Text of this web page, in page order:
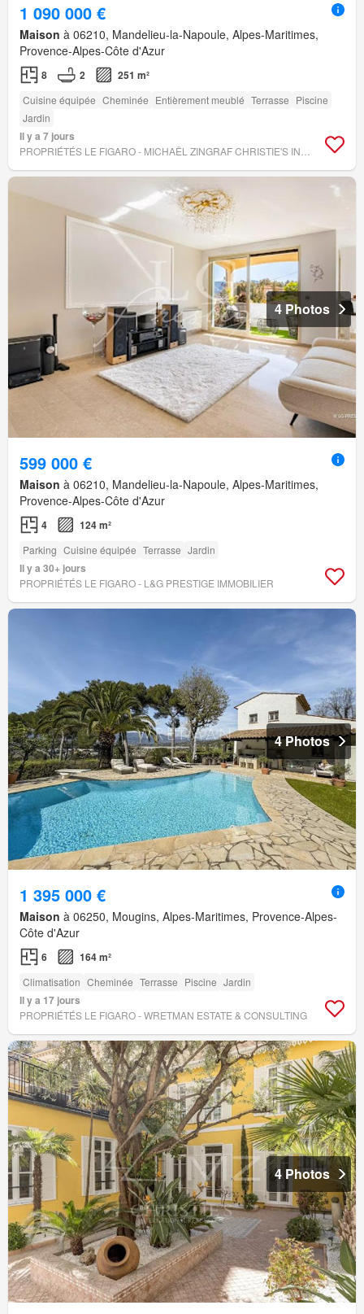
1 090 000 €
Maison à 06210, Mandelieu-la-Napoule, Alpes-Maritimes,
Provence-Alpes-Côte d'Azur
8 2 251 m²
Cuisine équipée Cheminée Entièrement meublé Terrasse Piscine
Jardin
Il y a 7 jours
4 Photos
599 000 €
Maison à 06210, Mandelieu-la-Napoule, Alpes-Maritimes,
Provence-Alpes-Côte d'Azur
4 124 m²
Parking Cuisine équipée Terrasse Jardin
Il y a 30+ jours
PROPRIÉTÉS LE FIGARO - L&G PRESTIGE IMMOBILIER
4 Photos
1 395 000 €
Maison à 06250, Mougins, Alpes-Maritimes, Provence-Alpes-
Côte d'Azur
6 164 m²
Climatisation Cheminée Terrasse Piscine Jardin
Il y a 17 jours
PROPRIÉTÉS LE FIGARO - WRETMAN ESTATE & CONSULTING
4 Photos